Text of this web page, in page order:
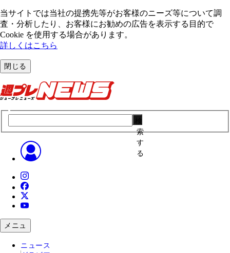
当サイトでは当社の提携先等がお客様のニーズ等について調
査・分析したり、お客様にお勧めの広告を表⽰する⽬的で
Cookie を使⽤する場合があります。
詳しくはこちら
閉じる
索
す
る
メニュ
ニュース